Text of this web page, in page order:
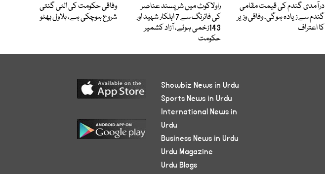
درآمدی گندم کی قیمت مقامی
گندم سے زیادہ ہوگی، وفاقی وزیر
کا اعتراف
راولاکوٹ میں شرپسند عناصر
کی فائرنگ سے 7 اہلکار شہید اور
143زخمی ہوئے، آزاد کشمیر
حکومت
وفاقی حکومت کی الٹی گنتی
شروع ہوچکی ہے، بلاول بھٹو
Showbiz News in Urdu
Sports News in Urdu
International News in
Urdu
Business News in Urdu
Urdu Magazine
Urdu Blogs